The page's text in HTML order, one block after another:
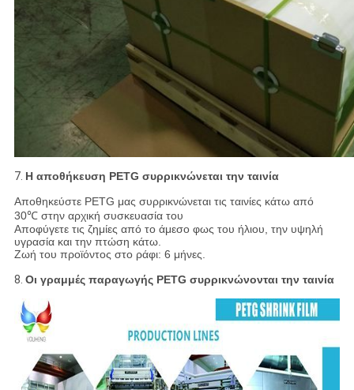
7. Η αποθήκευση PETG συρρικνώνεται την ταινία
Αποθηκεύστε PETG μας συρρικνώνεται τις ταινίες κάτω από
30℃ στην αρχική συσκευασία του
Αποφύγετε τις ζημίες από το άμεσο φως του ήλιου, την υψηλή
υγρασία και την πτώση κάτω.
Ζωή του προϊόντος στο ράφι: 6 μήνες.
8. Οι γραμμές παραγωγής PETG συρρικνώνονται την ταινία